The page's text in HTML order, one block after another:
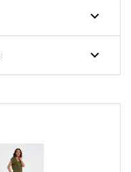
keyboard_arrow_down
keyboard_arrow_down